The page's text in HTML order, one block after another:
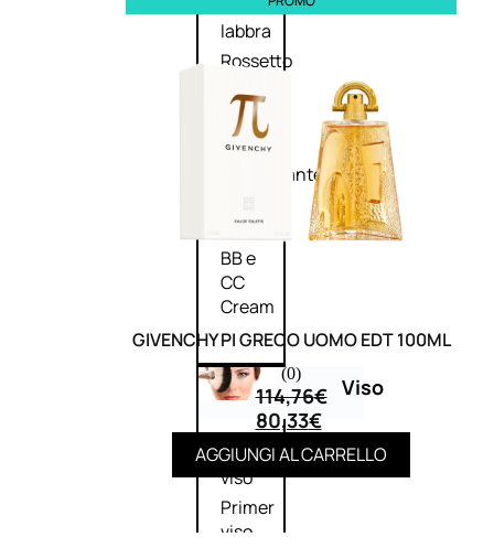
Palette
labbra
Rossetto
Gloss
Matita
labbra
Rimpolpante
labbra
BB e
CC
Cream
Viso
Palette
viso
Primer
viso
GIVENCHY PI GRECO UOMO EDT 100ML
(0)
114,76€
80,33€
AGGIUNGI AL CARRELLO